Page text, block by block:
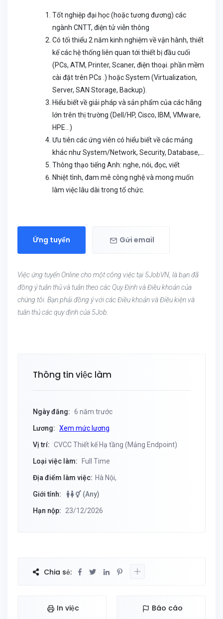
Tốt nghiệp đại học (hoặc tương đương) các
ngành CNTT, điện tử viễn thông
Có tối thiểu 2 năm kinh nghiệm về vận hành, thiết
kế các hệ thống liên quan tới thiết bị đầu cuối
(PCs, ATM, Printer, Scaner, điện thoại. phần mềm
cài đặt trên PCs .) hoặc System (Virtualization,
Server, SAN Storage, Backup).
Hiểu biết về giải pháp và sản phẩm của các hãng
lớn trên thị trường (Dell/HP, Cisco, IBM, VMware,
HPE…)
Ưu tiên các ứng viên có hiểu biết về các mảng
khác như System/Network, Security, Database,…
Thông thạo tiếng Anh: nghe, nói, đọc, viết
Nhiệt tình, đam mê công nghệ và mong muốn
làm việc lâu dài trong tổ chức.
Ứng tuyển Gửi email
Việc ứng tuyển Online cho một công việc tại 5JobVN, là bạn đã
đồng ý tuân thủ và tuân theo các Quy Định và Điều khoản của
chúng tôi. Bạn phải đồng ý với các Điều khoản và Điều kiện và
tuân thủ các quy định của 5Job.
Thông tin việc làm
Ngày đăng: 6 năm trước
Lương: Xem mức lương
Vị trí: CVCC Thiết kế Hạ tầng (Mảng Endpoint)
Loại việc làm: Full Time
Địa điểm làm việc: Hà Nội,
Giới tính: (Any)
Hạn nộp: 23/12/2026
Chia sẻ:
In việc Báo cáo